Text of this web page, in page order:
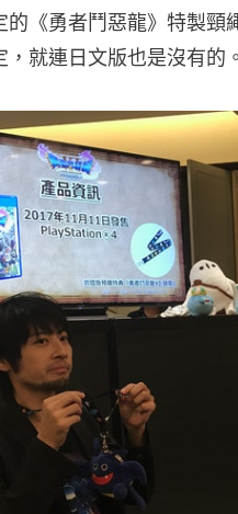
的《勇者鬥惡龍》特製頸
就連日文版也是沒有的。